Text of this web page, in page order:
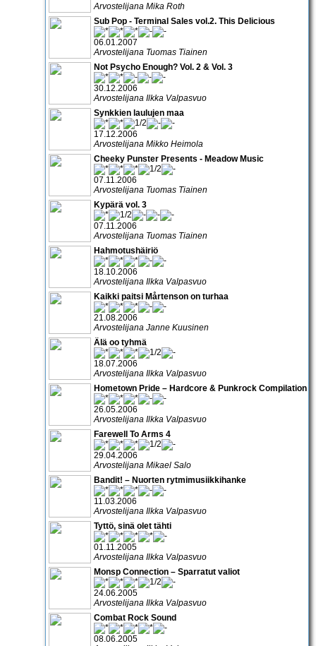
Arvostelijana Mika Roth
Sub Pop - Terminal Sales vol.2. This Delicious
06.01.2007
Arvostelijana Tuomas Tiainen
Not Psycho Enough? Vol. 2 & Vol. 3
30.12.2006
Arvostelijana Ilkka Valpasvuo
Synkkien laulujen maa
17.12.2006
Arvostelijana Mikko Heimola
Cheeky Punster Presents - Meadow Music
07.11.2006
Arvostelijana Tuomas Tiainen
Kypärä vol. 3
07.11.2006
Arvostelijana Tuomas Tiainen
Hahmotushäiriö
18.10.2006
Arvostelijana Ilkka Valpasvuo
Kaikki paitsi Mårtenson on turhaa
21.08.2006
Arvostelijana Janne Kuusinen
Älä oo tyhmä
18.07.2006
Arvostelijana Ilkka Valpasvuo
Hometown Pride – Hardcore & Punkrock Compilation
26.05.2006
Arvostelijana Ilkka Valpasvuo
Farewell To Arms 4
29.04.2006
Arvostelijana Mikael Salo
Bandit! – Nuorten rytmimusiikkihanke
11.03.2006
Arvostelijana Ilkka Valpasvuo
Tyttö, sinä olet tähti
01.11.2005
Arvostelijana Ilkka Valpasvuo
Monsp Connection – Sparratut valiot
24.06.2005
Arvostelijana Ilkka Valpasvuo
Combat Rock Sound
08.06.2005